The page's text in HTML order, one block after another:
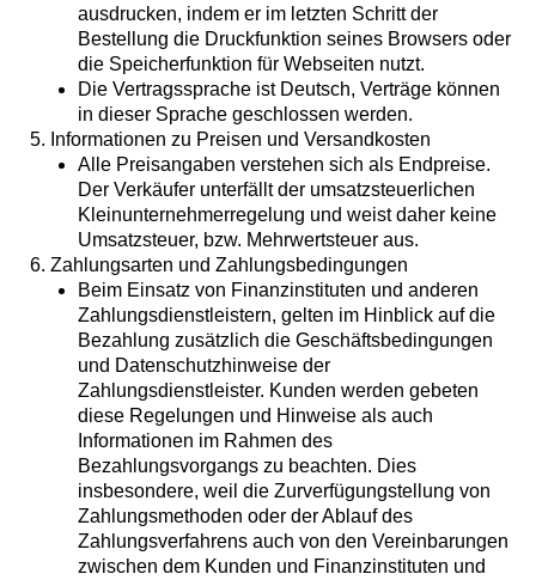
ausdrucken, indem er im letzten Schritt der
Bestellung die Druckfunktion seines Browsers oder
die Speicherfunktion für Webseiten nutzt.
Die Vertragssprache ist Deutsch, Verträge können
in dieser Sprache geschlossen werden.
5. Informationen zu Preisen und Versandkosten
Alle Preisangaben verstehen sich als Endpreise.
Der Verkäufer unterfällt der umsatzsteuerlichen
Kleinunternehmerregelung und weist daher keine
Umsatzsteuer, bzw. Mehrwertsteuer aus.
6. Zahlungsarten und Zahlungsbedingungen
Beim Einsatz von Finanzinstituten und anderen
Zahlungsdienstleistern, gelten im Hinblick auf die
Bezahlung zusätzlich die Geschäftsbedingungen
und Datenschutzhinweise der
Zahlungsdienstleister. Kunden werden gebeten
diese Regelungen und Hinweise als auch
Informationen im Rahmen des
Bezahlungsvorgangs zu beachten. Dies
insbesondere, weil die Zurverfügungstellung von
Zahlungsmethoden oder der Ablauf des
Zahlungsverfahrens auch von den Vereinbarungen
zwischen dem Kunden und Finanzinstituten und